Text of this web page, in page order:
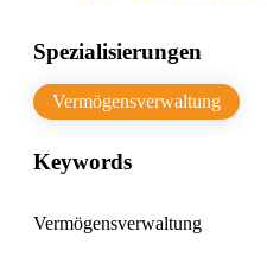
Spezialisierungen
Vermögensverwaltung
Keywords
Vermögensverwaltung